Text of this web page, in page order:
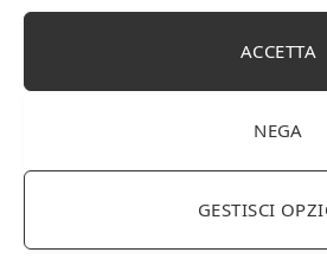
ACCETTA
NEGA
GESTISCI
Amazon Basics Martin –